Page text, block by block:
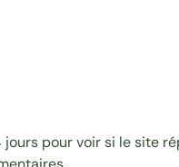
pour voir si le site